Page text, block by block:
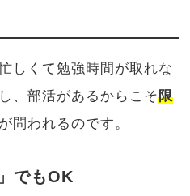
しくて勉強時間が取れな
、部活があるからこそ限
が問われるのです。
でもOK